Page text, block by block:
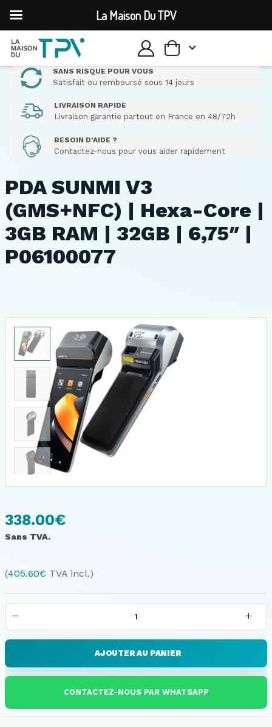
SANS RISQUE POUR VOUS
Satisfait ou remboursé sous 14 jours
LIVRAISON RAPIDE
Livraison garantie partout en France en 48/72h
BESOIN D’AIDE ?
Contactez-nous pour vous aider rapidement
PDA SUNMI V3
(GMS+NFC) | Hexa-Core |
3GB RAM | 32GB | 6,75″ |
P06100077
338.00€
Sans TVA.
(405.60€ TVA incl.)
AJOUTER AU PANIER
CONTACTEZ-NOUS PAR WHATSAPP
La Maison Du TPV